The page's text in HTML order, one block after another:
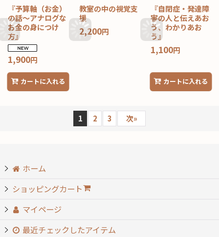
『予算軸（お金）
の話〜アナログな
お金の身につけ
方』
1,900円
カートに入れる
教室の中の視覚支
援
2,200円
『自閉症・発達障
害の人と伝えあお
う、わかりあお
う』
1,100円
カートに入れる
1 2 3 次»
ホーム
ショッピングカート
マイページ
最近チェックしたアイテム